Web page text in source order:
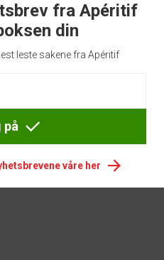
fra Apéritif
din
leste sakene fra Apéritif
på
våre her